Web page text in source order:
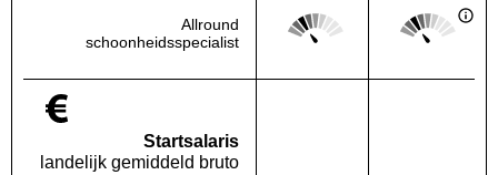
Allround
schoonheidsspecialist
Deze regio:
Score: 2 van 5
Landelijk
Score: 2 van
Startsalaris
landelijk gemiddeld bruto